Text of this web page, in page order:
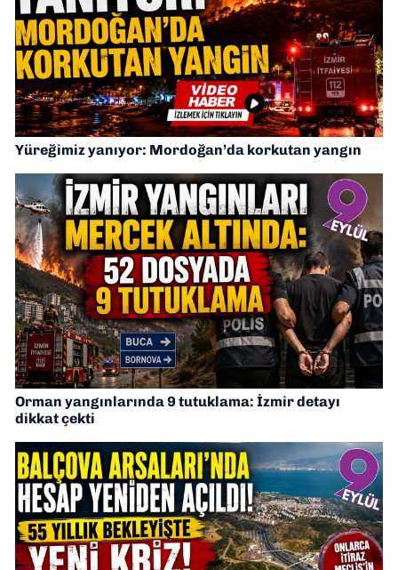
Yüreğimiz yanıyor: Mordoğan’da korkutan yangın
Orman yangınlarında 9 tutuklama: İzmir detayı
dikkat çekti